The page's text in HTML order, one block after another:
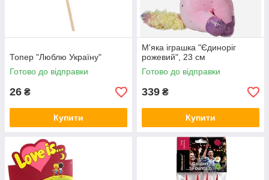
Топер "Люблю Україну"
Готово до відправки
26 ₴
Купити
М'яка іграшка "Єдиноріг
рожевий", 23 см
Готово до відправки
339 ₴
Купити